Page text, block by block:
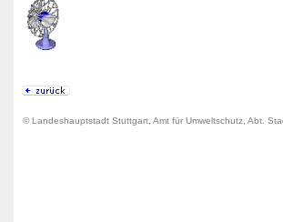
© Landeshauptstadt Stuttgart, Amt für Umweltschutz, Abt.